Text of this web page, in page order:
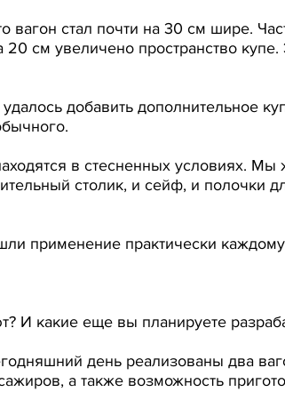
стал почти на 30 см шире.
см увеличено пространство
добавить дополнительное
в стесненных условиях.
столик, и сейф, и
применение практически
И какие еще вы планируете
день реализованы два
а также возможность